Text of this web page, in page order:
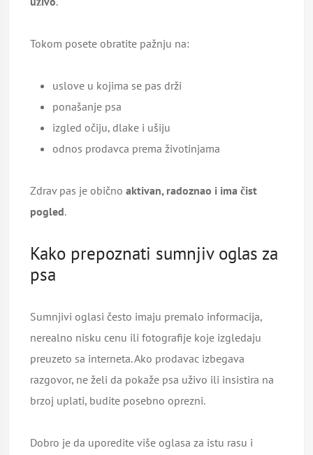
Tokom posete obratite pažnju na:
uslove u kojima se pas drži
ponašanje psa
izgled očiju, dlake i ušiju
odnos prodavca prema životinjama
Zdrav pas je obično aktivan, radoznao i ima čist
pogled.
Kako prepoznati sumnjiv oglas za
psa
Sumnjivi oglasi često imaju premalo informacija,
nerealno nisku cenu ili fotografije koje izgledaju
preuzeto sa interneta. Ako prodavac izbegava
razgovor, ne želi da pokaže psa uživo ili insistira na
brzoj uplati, budite posebno oprezni.
Dobro je da uporedite više oglasa za istu rasu i